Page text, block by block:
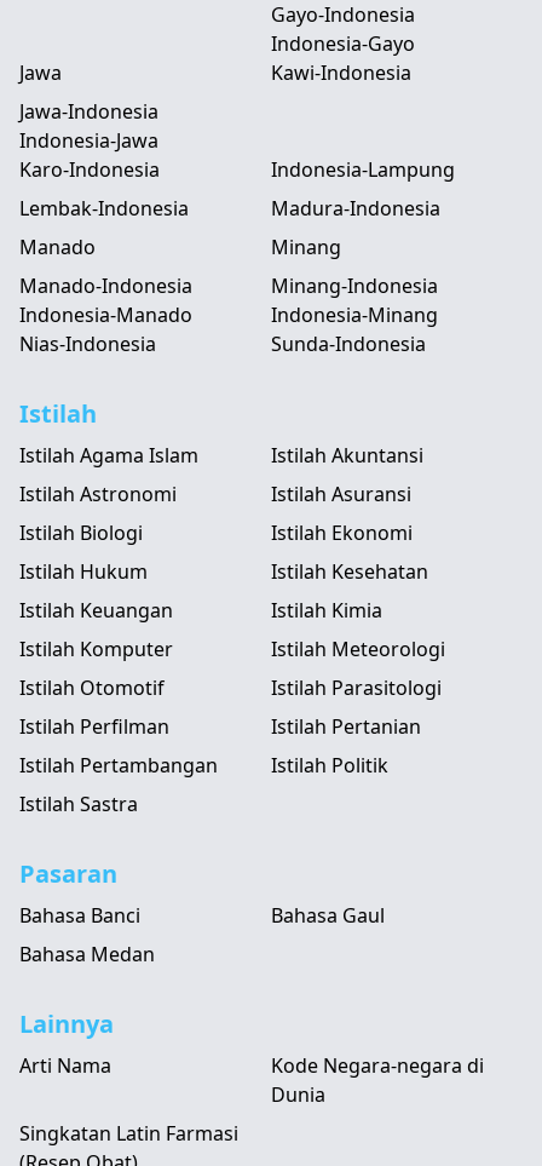
Gayo-Indonesia
Indonesia-Gayo
Jawa
Jawa-Indonesia
Indonesia-Jawa
Kawi-Indonesia
Karo-Indonesia
Indonesia-Lampung
Lembak-Indonesia
Madura-Indonesia
Manado
Manado-Indonesia
Indonesia-Manado
Minang
Minang-Indonesia
Indonesia-Minang
Nias-Indonesia
Sunda-Indonesia
Istilah
Istilah Agama Islam
Istilah Akuntansi
Istilah Astronomi
Istilah Asuransi
Istilah Biologi
Istilah Ekonomi
Istilah Hukum
Istilah Kesehatan
Istilah Keuangan
Istilah Kimia
Istilah Komputer
Istilah Meteorologi
Istilah Otomotif
Istilah Parasitologi
Istilah Perfilman
Istilah Pertanian
Istilah Pertambangan
Istilah Politik
Istilah Sastra
Pasaran
Bahasa Banci
Bahasa Gaul
Bahasa Medan
Lainnya
Arti Nama
Kode Negara-negara di
Dunia
Singkatan Latin Farmasi